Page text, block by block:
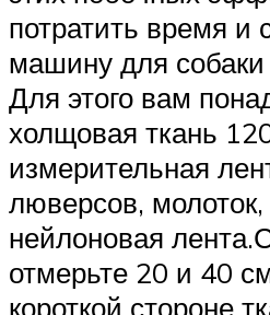
потратить время и
машину для
Для этого вам
холщовая ткань
измерительная
люверсов, молоток,
нейлоновая
отмерьте 20 и 40
короткой стороне